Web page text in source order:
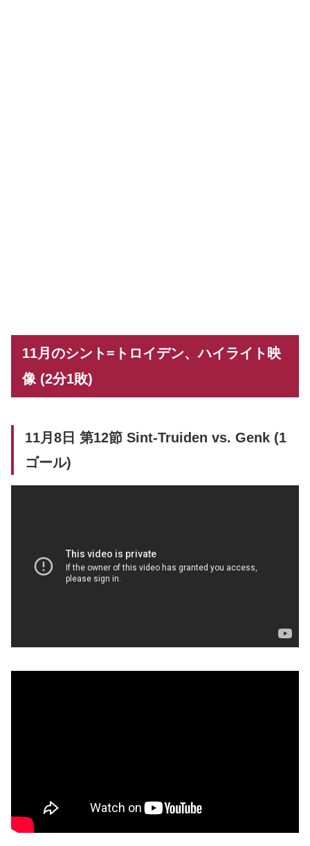
11月のシント=トロイデン、ハイライト映
像 (2分1敗)
11月8日 第12節 Sint-Truiden vs. Genk (1
ゴール)